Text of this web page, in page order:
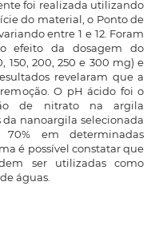
foi realizada utilizando
do material, o Ponto de
entre 1 e 12. Foram
efeito da dosagem do
150, 200, 250 e 300 mg) e
revelaram que a
O pH ácido foi o
de nitrato na argila
nanoargila selecionada
70% em determinadas
é possível constatar que
ser utilizadas como
águas.